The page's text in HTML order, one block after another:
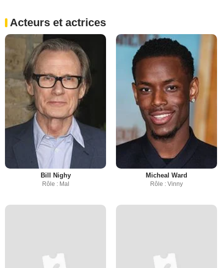
Acteurs et actrices
Bill Nighy
Rôle : Mal
Micheal Ward
Rôle : Vinny